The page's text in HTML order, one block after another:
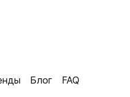
Блог
FAQ